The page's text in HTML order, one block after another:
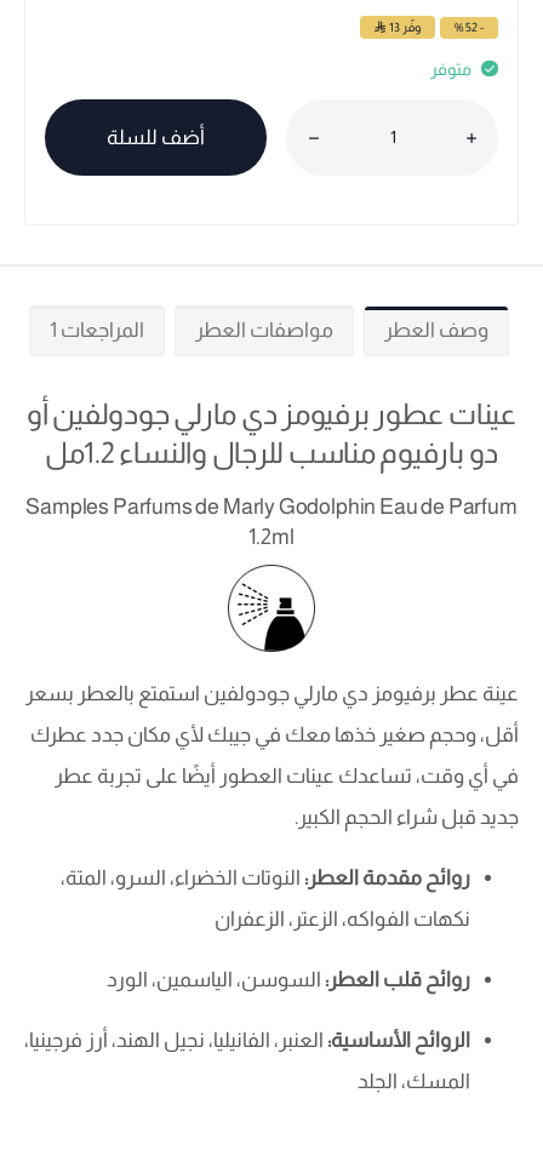
- 52 % وفّر 13
متوفر
أضف للسلة
وصف العطر مواصفات العطر المراجعات 1
عينات عطور برفيومز دي مارلي جودولفين أو
دو بارفيوم مناسب للرجال والنساء 1.2مل
Samples Parfums de Marly Godolphin Eau de Parfum
1.2ml
عينة عطر برفيومز دي مارلي جودولفين استمتع بالعطر بسعر
أقل، وحجم صغير خذها معك في جيبك لأي مكان جدد عطرك
في أي وقت، تساعدك عينات العطور أيضًا على تجربة عطر
جديد قبل شراء الحجم الكبير.
روائح مقدمة العطر: النوتات الخضراء، السرو، المتة،
نكهات الفواكه، الزعتر، الزعفران
روائح قلب العطر: السوسن، الياسمين، الورد
الروائح الأساسية: العنبر، الفانيليا، نجيل الهند، أرز فرجينيا،
المسك، الجلد